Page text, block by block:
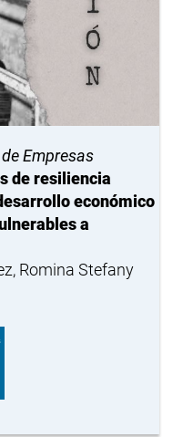
Empresas
de resiliencia
económico
a
Romina Stefany